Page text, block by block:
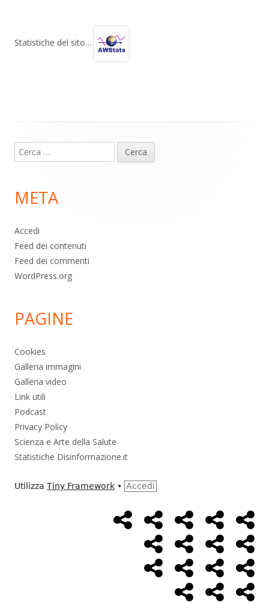
gr s b
Statistiche del sito…
piè
pagina
Ricerca
per:
META
Accedi
Feed dei contenuti
Feed dei commenti
WordPress.org
PAGINE
Cookies
Galleria immagini
Galleria video
Link utili
Podcast
Privacy Policy
Scienza e Arte della Salute
Statistiche Disinformazione.it
Utilizza Tiny Framework • Accedi
MenùHome
Page
Alimentazione
AmbienteBambini
Cancro ControlloEconomia
FarmaciMassoneriaNWO
Salute Storia